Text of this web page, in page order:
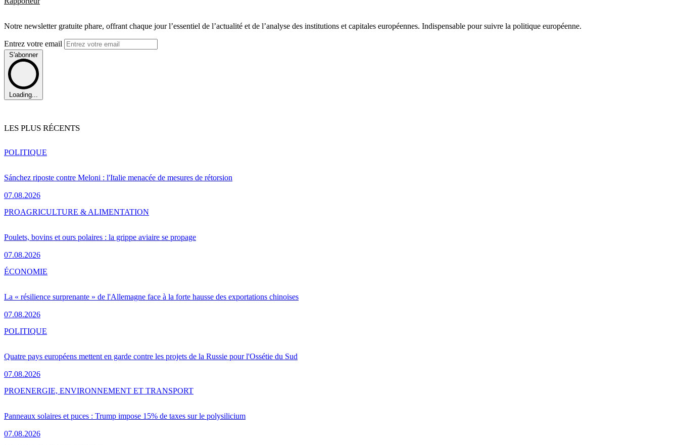
Notre newsletter gratuite phare, offrant chaque jour l’essentiel de l’actualité et de l’analyse des institutions et capitales européennes. Indispensable pour suivre la politique européenne.
Entrez votre email
S'abonner
Loading...
LES PLUS RÉCENTS
Sánchez riposte contre Meloni : l'Italie menacée de mesures de rétorsion
07.08.2026
POLITIQUE
Poulets, bovins et ours polaires : la grippe aviaire se propage
07.08.2026
PROAGRICULTURE & ALIMENTATION
La « résilience surprenante » de l'Allemagne face à la forte hausse des exportations chinoises
07.08.2026
ÉCONOMIE
Quatre pays européens mettent en garde contre les projets de la Russie pour l'Ossétie du Sud
07.08.2026
POLITIQUE
Panneaux solaires et puces : Trump impose 15% de taxes sur le polysilicium
07.08.2026
PROENERGIE, ENVIRONNEMENT ET TRANSPORT